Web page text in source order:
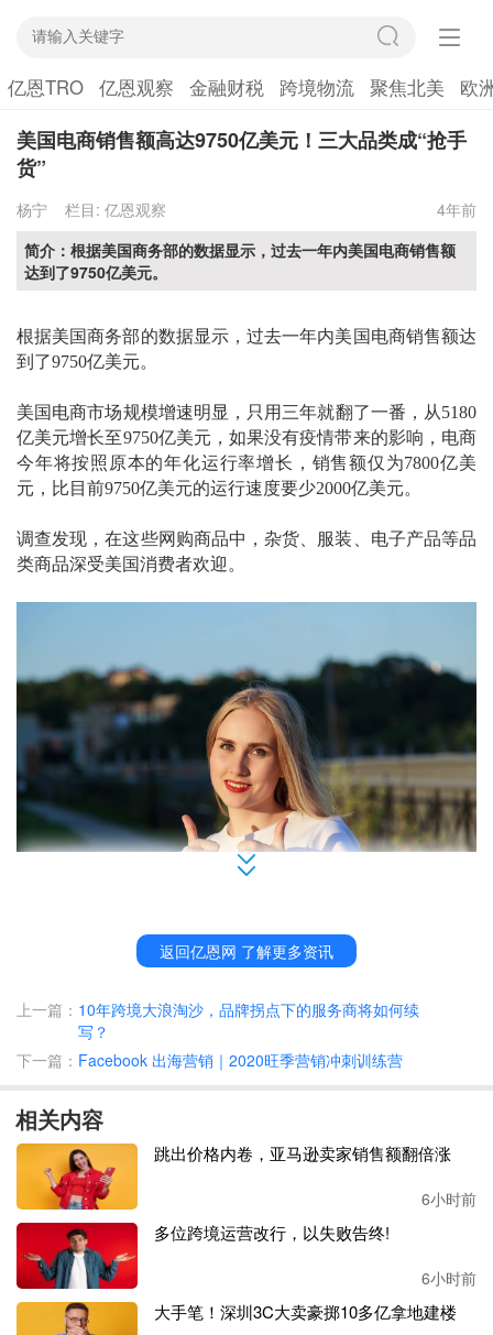
亿恩TRO 亿恩观察 金融财税 跨境物流 聚焦北美 欧
美国电商销售额高达9750亿美元！三大品类成“抢手
货”
杨宁 栏目: 亿恩观察
4年前
简介：根据美国商务部的数据显示，过去一年内美国电商销售额
达到了9750亿美元。
根据美国商务部的数据显示，过去一年内美国电商销售额达
到了9750亿美元。
美国电商市场规模增速明显，只用三年就翻了一番，从5180
亿美元增长至9750亿美元，如果没有疫情带来的影响，电商
今年将按照原本的年化运行率增长，销售额仅为7800亿美
元，比目前9750亿美元的运行速度要少2000亿美元。
调查发现，在这些网购商品中，杂货、服装、电子产品等品
类商品深受美国消费者欢迎。
每花费 5美元，就有超过1美元流经电商
恢复影响，2022年的第一季度电商规模仅增长6.7%，与2021
年第一季度比较，电商增速放缓
影响仍然明显。
调查显示，在
买东西。
在所有的零售类别（不含 餐馆、汽车经销商和加油站）中，
电商占零售的21%。 也就是说，每花费 5美元，就有超过1美
元流经电商。
2020年，电子商务渗透率
年，随着疫情的影响对消费者的变小，线下零售的增长速度
返回亿恩网 了解更多资讯
上一篇： 10年跨境大浪淘沙，品牌拐点下的服务商将如何续
写？
下一篇： Facebook 出海营销｜2020旺季营销冲刺训练营
相关内容
跳出价格内卷，亚马逊卖家销售额翻倍涨
6小时前
多位跨境运营改行，以失败告终!
6小时前
大手笔！深圳3C大卖豪掷10多亿拿地建楼